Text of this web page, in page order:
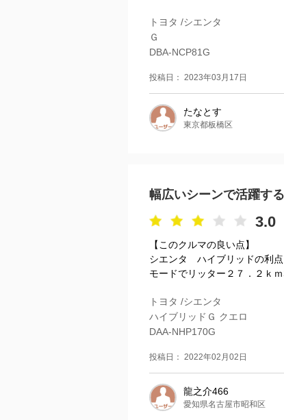
トヨタ /シエンタ
Ｇ
DBA-NCP81G
投稿日： 2023年03月17日
たなとす
東京都板橋区
幅広いシーンで活躍す
3.0
【このクルマの良い点】
シエンタ ハイブリッドの利点
モードでリッター２７．２ｋ
トヨタ /シエンタ
ハイブリッドＧ クエロ
DAA-NHP170G
投稿日： 2022年02月02日
龍之介466
愛知県名古屋市昭和区